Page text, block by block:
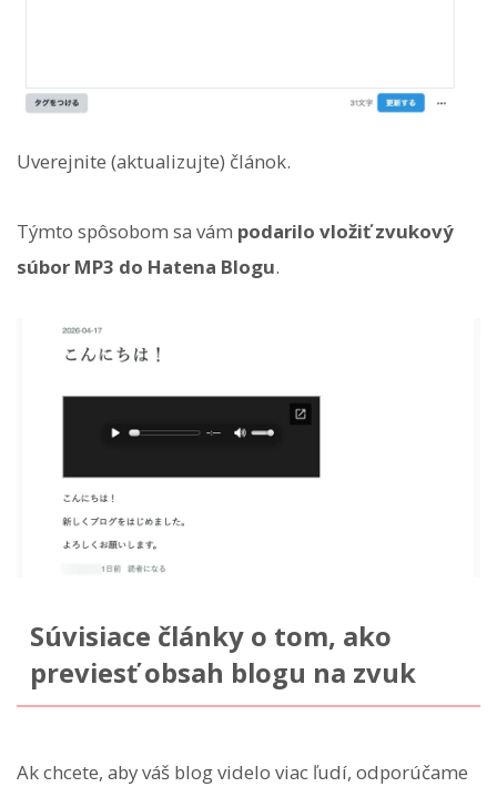
Uverejnite (aktualizujte) článok.
Týmto spôsobom sa vám podarilo vložiť zvukový
súbor MP3 do Hatena Blogu.
Súvisiace články o tom, ako
previesť obsah blogu na zvuk
Ak chcete, aby váš blog videlo viac ľudí, odporúčame